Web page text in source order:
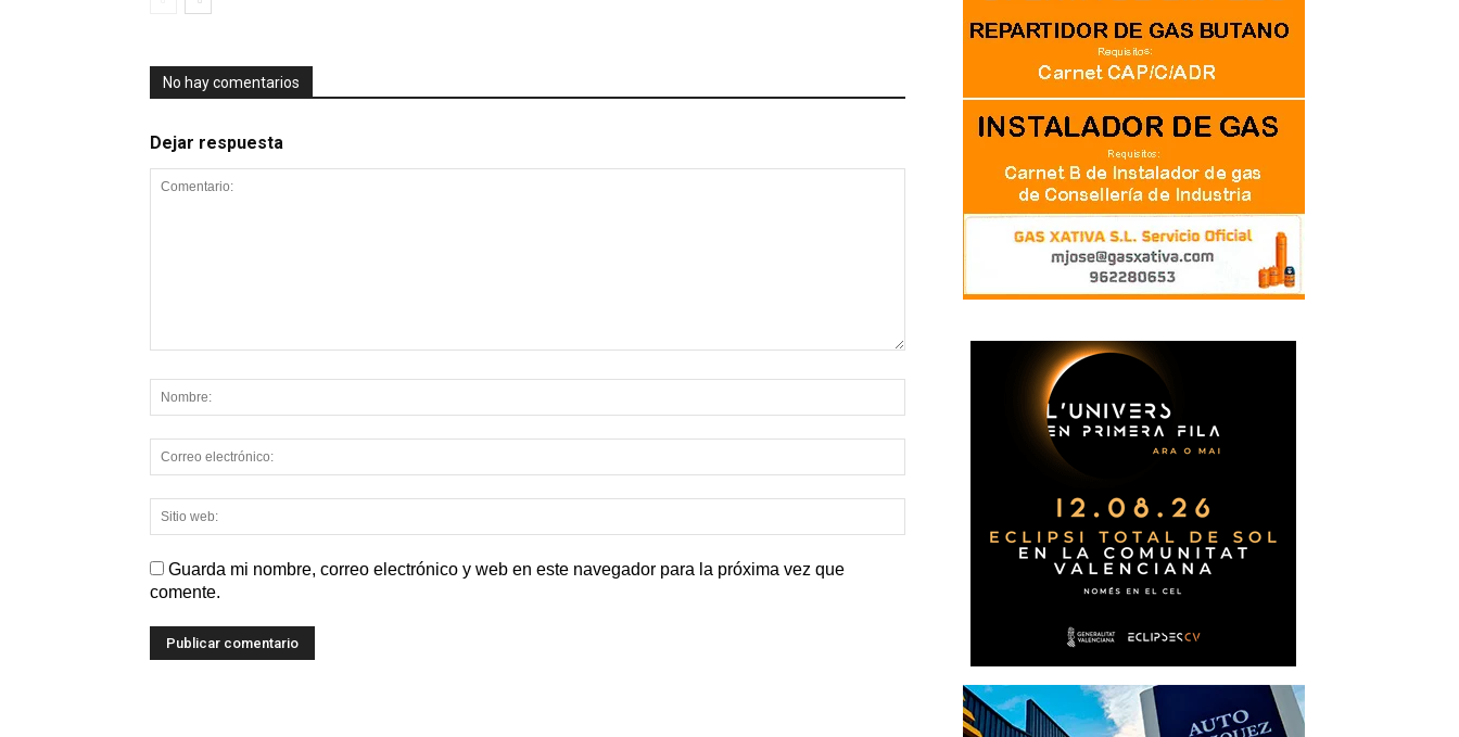
No hay comentarios
Dejar respuesta
Guarda mi nombre, correo electrónico y web en este navegador para la próxima vez que
comente.